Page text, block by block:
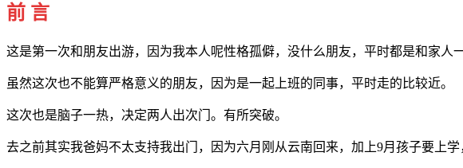
前 言
这是第一次和朋友出游，因为我本人呢性格孤僻，没什么朋友，平时都是和家人
虽然这次也不能算严格意义的朋友，因为是一起上班的同事，平时走的比较近。
这次也是脑子一热，决定两人出次门。有所突破。
去之前其实我爸妈不太支持我出门，因为六月刚从云南回来，加上9月孩子要上